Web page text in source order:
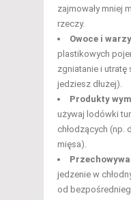
zajmowały mniej
rzeczy.
Owoce i
plastikowych
zgniatanie i utratę
jedziesz dłużej).
Produkty
używaj lodówki
chłodzących (np.
mięsa).
jedzenie w
od